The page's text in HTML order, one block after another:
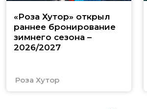
«Роза Хутор» открыл
раннее бронирование
зимнего сезона –
2026/2027
Роза Хутор